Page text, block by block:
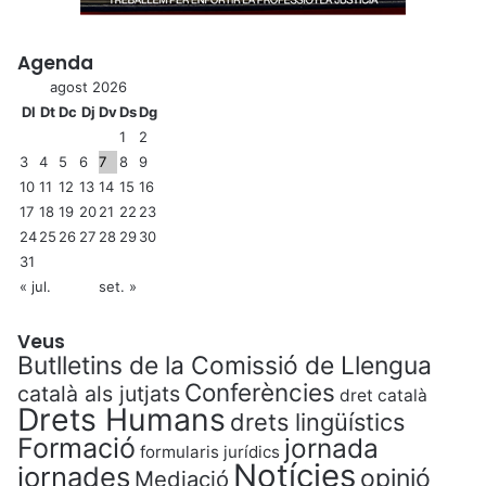
Agenda
agost 2026
Dl DtDc Dj DvDsDg
1
2
3
4 5 6 7 8
9
10 11 12 13 14 15 16
17 18 19 2021 22 23
2425 26 27 28 2930
31
« jul.
set. »
Veus
Butlletins de la Comissió de Llengua
català als jutjats Conferències dret català
Drets Humans drets lingüístics
Formació formularis jurídics jornada
jornades Mediació Notícies opinió